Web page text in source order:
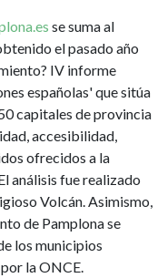
se suma al
el pasado año
IV informe
españolas' que sitúa
capitales de provincia
accesibilidad,
ofrecidos a la
análisis fue realizado
Volcán. Asimismo,
de Pamplona se
los municipios
la ONCE.